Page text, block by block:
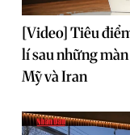
[Video] Tiêu
lí sau những
Mỹ và Iran